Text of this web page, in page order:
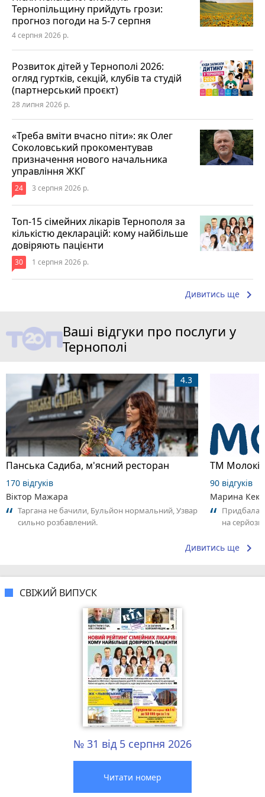
Тернопільщину прийдуть грози:
прогноз погоди на 5-7 серпня
4 серпня 2026 р.
Розвиток дітей у Тернополі 2026:
огляд гуртків, секцій, клубів та студій
(партнерський проєкт)
28 липня 2026 р.
«Треба вміти вчасно піти»: як Олег
Соколовський прокоментував
призначення нового начальника
управління ЖКГ
24 3 серпня 2026 р.
Топ-15 сімейних лікарів Тернополя за
кількістю декларацій: кому найбільше
довіряють пацієнти
30 1 серпня 2026 р.
Дивитись ще keyboard_arrow_right
Ваші відгуки про послуги у
Тернополі
Панська Садиба, м'ясний ресторан
4.3
170 відгуків
Віктор Мажара
Таргана не бачили, Бульйон нормальний, Узвар
сильно розбавлений.
ТМ Молокія
90 відгуків
Марина
Придбала
на
Дивитись ще keyboard_arrow_right
СВІЖИЙ ВИПУСК
№ 31 від 5 серпня 2026
Читати номер